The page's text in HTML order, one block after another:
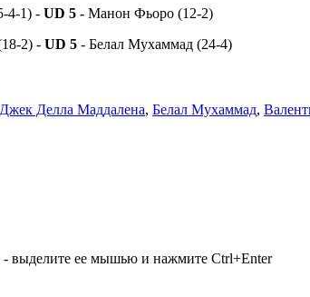
4-1) - UD 5 - Манон Фьоро (12-2)
2) - UD 5 - Белал Мухаммад (24-4)
Джек Делла Маддалена, Белал Мухаммад,
выделите ее мышью и нажмите Ctrl+Enter